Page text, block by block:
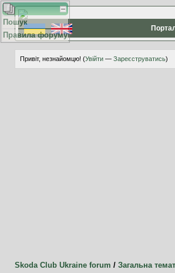
Привіт, незнайомцю! (Увійти— Зареєструватись)
Skoda Club Ukraine forum / Загальна
Пошук
Правила форуму